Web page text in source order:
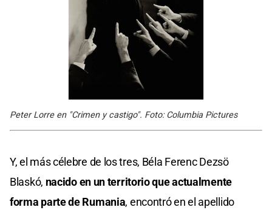
Peter Lorre en "Crimen y castigo". Foto: Columbia Pictures
Y, el más célebre de los tres, Béla Ferenc Dezsö
Blaskó, nacido en un territorio que actualmente
forma parte de Rumania, encontró en el apellido